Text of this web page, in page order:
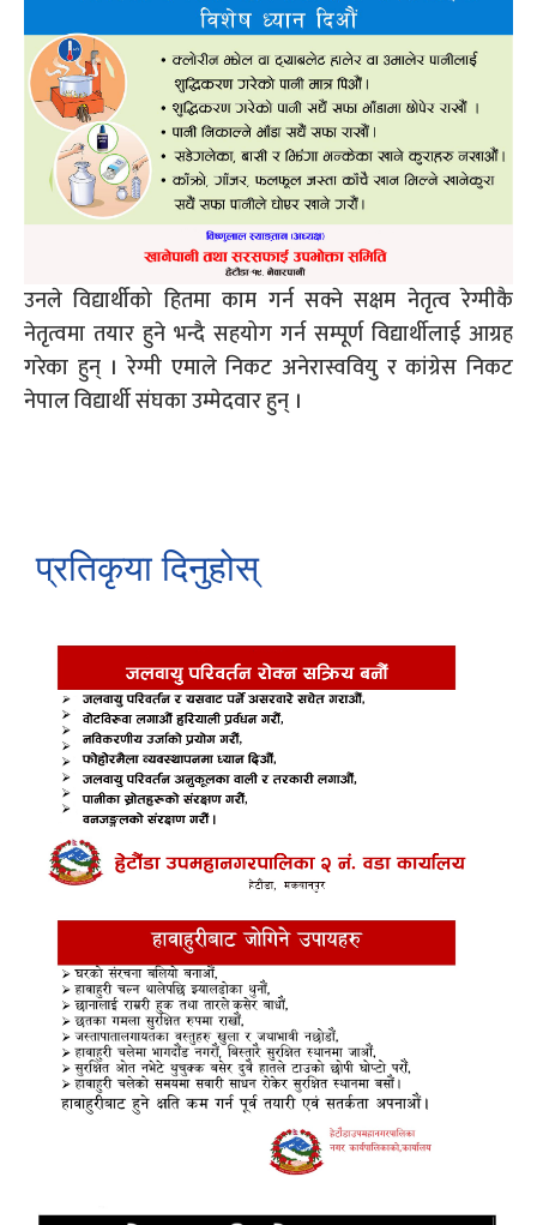
उनले विद्यार्थीको हितमा काम गर्न सक्ने सक्षम नेतृत्व रेग्मीकै
नेतृत्वमा तयार हुने भन्दै सहयोग गर्न सम्पूर्ण विद्यार्थीलाई आग्रह
गरेका हुन् । रेग्मी एमाले निकट अनेरास्ववियु र कांग्रेस निकट
नेपाल विद्यार्थी संघका उम्मेदवार हुन् ।
प्रतिकृया दिनुहोस्